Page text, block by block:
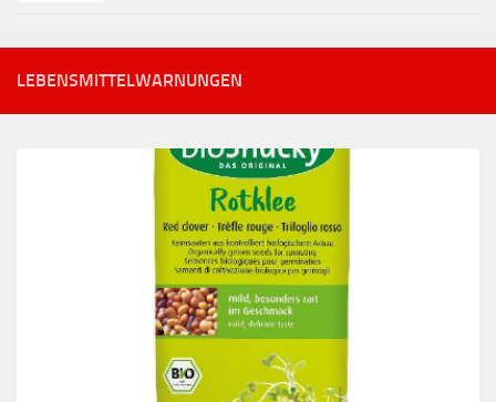
LEBENSMITTELWARNUNGEN